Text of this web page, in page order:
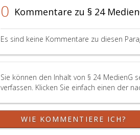
Diensteanbieter
des
Paragraph
3,
Ziffer
2,
Bundesgesetzblatt
Teil
eins,
ABGB
0 Kommentare zu § 24
Es sind keine Kommentare zu diesen
Sie können den Inhalt von § 24 MedienG
verfassen. Klicken Sie einfach einen der
WIE KOMMENTIERE ICH?